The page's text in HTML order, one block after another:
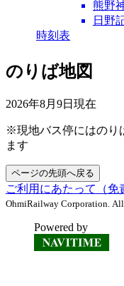
熊野
日野
時刻表
のりば地図
2026年8月9日 現在
※現地バス停にはのり
ます
ページの先頭へ戻る
ご利用にあたって（免
OhmiRailway Corporation. All
Powered by